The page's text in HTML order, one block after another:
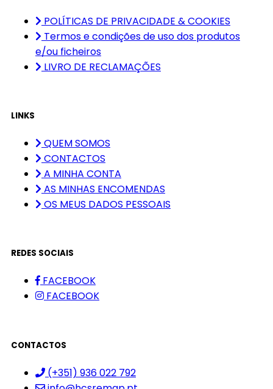
POLÍTICAS DE PRIVACIDADE & COOKIES
Termos e condições de uso dos produtos
e/ou ficheiros
LIVRO DE RECLAMAÇÕES
LINKS
QUEM SOMOS
CONTACTOS
A MINHA CONTA
AS MINHAS ENCOMENDAS
OS MEUS DADOS PESSOAIS
REDES SOCIAIS
FACEBOOK
FACEBOOK
CONTACTOS
(+351) 936 022 792